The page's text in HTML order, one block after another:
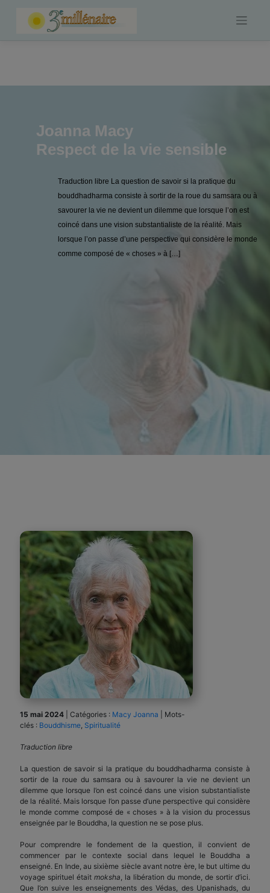
Joanna Macy
Respect de la vie sensible
Traduction libre La question de savoir si la pratique du
bouddhadharma consiste à sortir de la roue du samsara ou à
savourer la vie ne devient un dilemme que lorsque l’on est
coincé dans une vision substantialiste de la réalité. Mais
lorsque l’on passe d’une perspective qui considère le monde
comme composé de « choses » à […]
15 mai 2024 Catégories : Macy Joanna
Mots-
clés : Bouddhisme Spiritualité
Traduction libre
La question de savoir si la pratique du bouddhadharma consiste à
sortir de la roue du samsara ou à savourer la vie ne devient un
dilemme que lorsque l’on est coincé dans une vision substantialiste
de la réalité. Mais lorsque l’on passe d’une perspective qui considère
le monde comme composé de « choses » à la vision du processus
enseignée par le Bouddha, la question ne se pose plus.
Pour comprendre le fondement de la question, il convient de
commencer par le contexte social dans lequel le Bouddha a
enseigné. En Inde, au sixième siècle avant notre ère, le but ultime du
voyage spirituel était moksha , la libération du monde, de sortir d’ici.
Que l’on suive les enseignements des Védas, des Upanishads, du